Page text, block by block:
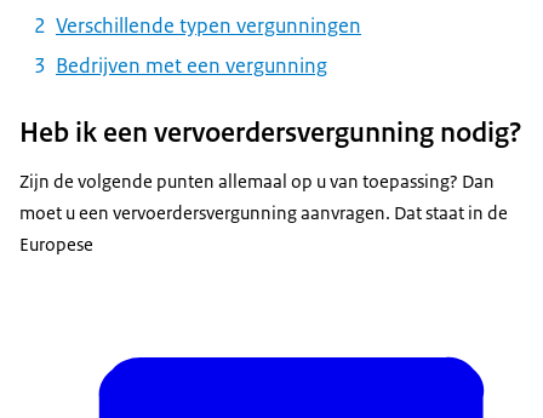
Verschillende typen vergunningen
Bedrijven met een vergunning
Heb ik een vervoerdersvergunning nodig?
Zijn de volgende punten allemaal op u van toepassing? Dan
moet u een vervoerdersvergunning aanvragen. Dat staat in de
Europese